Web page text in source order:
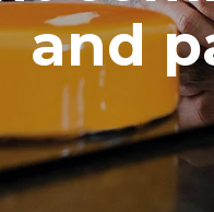
and